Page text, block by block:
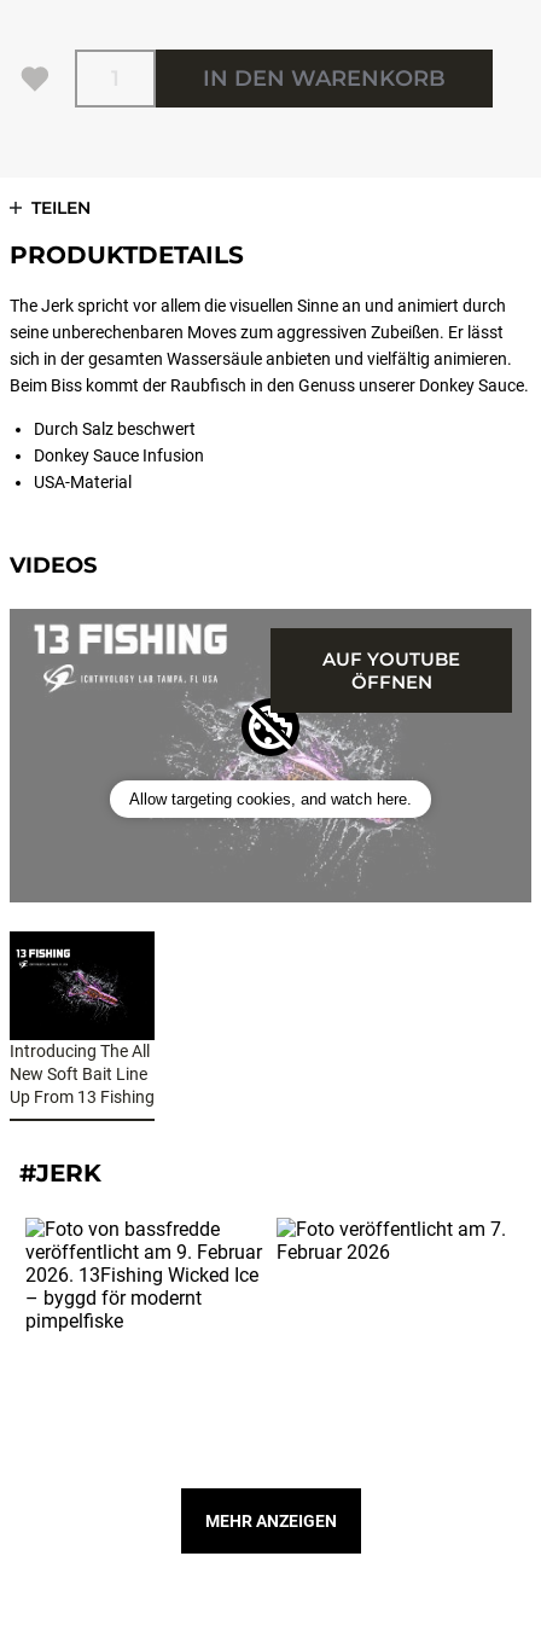
Menge
IN DEN WARENKORB
TEILEN
PRODUKTDETAILS
The Jerk spricht vor allem die visuellen Sinne an und animiert durch
seine unberechenbaren Moves zum aggressiven Zubeißen. Er lässt
sich in der gesamten Wassersäule anbieten und vielfältig animieren.
Beim Biss kommt der Raubfisch in den Genuss unserer Donkey Sauce.
Durch Salz beschwert
Donkey Sauce Infusion
USA-Material
VIDEOS
Allow targeting cookies, and watch here.
AUF YOUTUBE
ÖFFNEN
Introducing The All
New Soft Bait Line
Up From 13 Fishing
#JERK
MEHR ANZEIGEN